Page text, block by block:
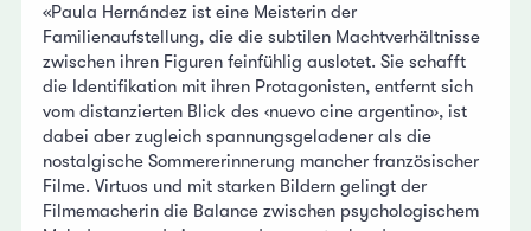
«Paula Hernández ist eine Meisterin der
Familienaufstellung, die die subtilen Machtverhältnisse
zwischen ihren Figuren feinfühlig auslotet. Sie schafft
die Identifikation mit ihren Protagonisten, entfernt sich
vom distanzierten Blick des ‹nuevo cine argentino›, ist
dabei aber zugleich spannungsgeladener als die
nostalgische Sommererinnerung mancher französischer
Filme. Virtuos und mit starken Bildern gelingt der
Filmemacherin die Balance zwischen psychologischem